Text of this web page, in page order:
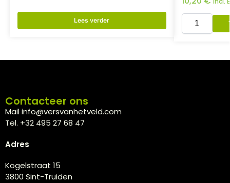
Lees verder
Contacteer ons
Mail info@versvanhetveld.com
Tel. +32 495 27 68 47
Adres
Kogelstraat 15
3800 Sint-Truiden